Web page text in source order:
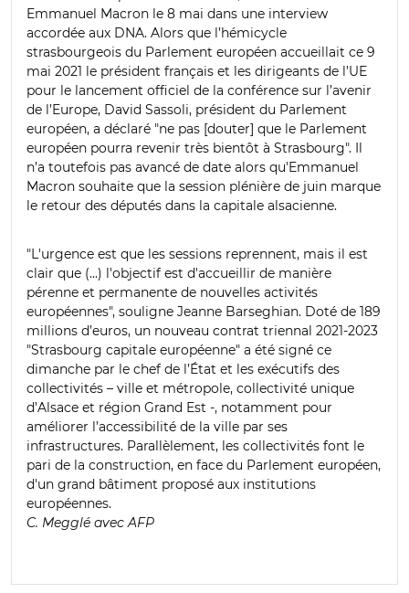
Emmanuel Macron le 8 mai dans une interview
accordée aux DNA. Alors que l’hémicycle
strasbourgeois du Parlement européen accueillait ce 9
mai 2021 le président français et les dirigeants de l’UE
pour le lancement officiel de la conférence sur l’avenir
de l’Europe, David Sassoli, président du Parlement
européen, a déclaré "ne pas [douter] que le Parlement
européen pourra revenir très bientôt à Strasbourg". Il
n’a toutefois pas avancé de date alors qu'Emmanuel
Macron souhaite que la session plénière de juin marque
le retour des députés dans la capitale alsacienne.
"L'urgence est que les sessions reprennent, mais il est
clair que (...) l'objectif est d'accueillir de manière
pérenne et permanente de nouvelles activités
européennes", souligne Jeanne Barseghian. Doté de 189
millions d’euros, un nouveau contrat triennal 2021-2023
"Strasbourg capitale européenne" a été signé ce
dimanche par le chef de l’État et les exécutifs des
collectivités – ville et métropole, collectivité unique
d’Alsace et région Grand Est -, notamment pour
améliorer l’accessibilité de la ville par ses
infrastructures. Parallèlement, les collectivités font le
pari de la construction, en face du Parlement européen,
d'un grand bâtiment proposé aux institutions
européennes.
C. Megglé avec AFP